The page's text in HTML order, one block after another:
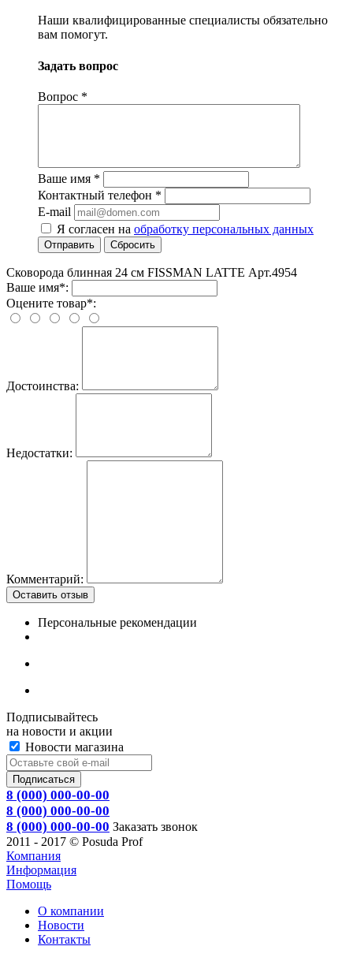
Наши квалифицированные специалисты обязательно
вам помогут.
Задать вопрос
Вопрос *
Ваше имя *
Контактный телефон *
E-mail
Я согласен на обработку персональных данных
Отправить Сбросить
Сковорода блинная 24 cм FISSMAN LATTE Арт.4954
Ваше имя*:
Оцените товар*:
Достоинства:
Недостатки:
Комментарий:
Оставить отзыв
Персональные рекомендации
Подписывайтесь
на новости и акции
Новости магазина
8 (000) 000-00-00
8 (000) 000-00-00
8 (000) 000-00-00 Заказать звонок
2011 - 2017 © Posuda Prof
Компания
Информация
Помощь
О компании
Новости
Контакты